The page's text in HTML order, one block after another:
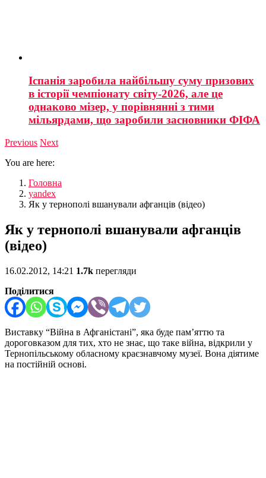
Іспанія заробила найбільшу суму призових
в історії чемпіонату світу-2026, але це
однаково мізер, у порівнянні з тими
мільярдами, що заробили засновники ФІФА
Previous Next
You are here:
Головна
yandex
Як у тернополі вшанували афганців (відео)
Як у тернополі вшанували афганців
(відео)
16.02.2012, 14:21 1.7k перегляди
Поділитися
Виставку “Війна в Афганістані”, яка буде пам’яттю та
дороговказом для тих, хто не знає, що таке війна, відкрили у
Тернопільському обласному краєзнавчому музеї. Вона діятиме
на постійній основі.